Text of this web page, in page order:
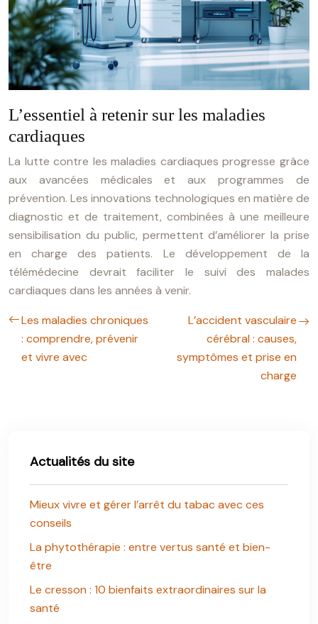
L’essentiel à retenir sur les maladies
cardiaques
La lutte contre les maladies cardiaques progresse grâce
aux avancées médicales et aux programmes de
prévention. Les innovations technologiques en matière de
diagnostic et de traitement, combinées à une meilleure
sensibilisation du public, permettent d’améliorer la prise
en charge des patients. Le développement de la
télémédecine devrait faciliter le suivi des malades
cardiaques dans les années à venir.
Les maladies chroniques
: comprendre, prévenir
et vivre avec
L’accident vasculaire
cérébral : causes,
symptômes et prise en
charge
Actualités du site
Mieux vivre et gérer l’arrêt du tabac avec ces
conseils
La phytothérapie : entre vertus santé et bien-
être
Le cresson : 10 bienfaits extraordinaires sur la
santé